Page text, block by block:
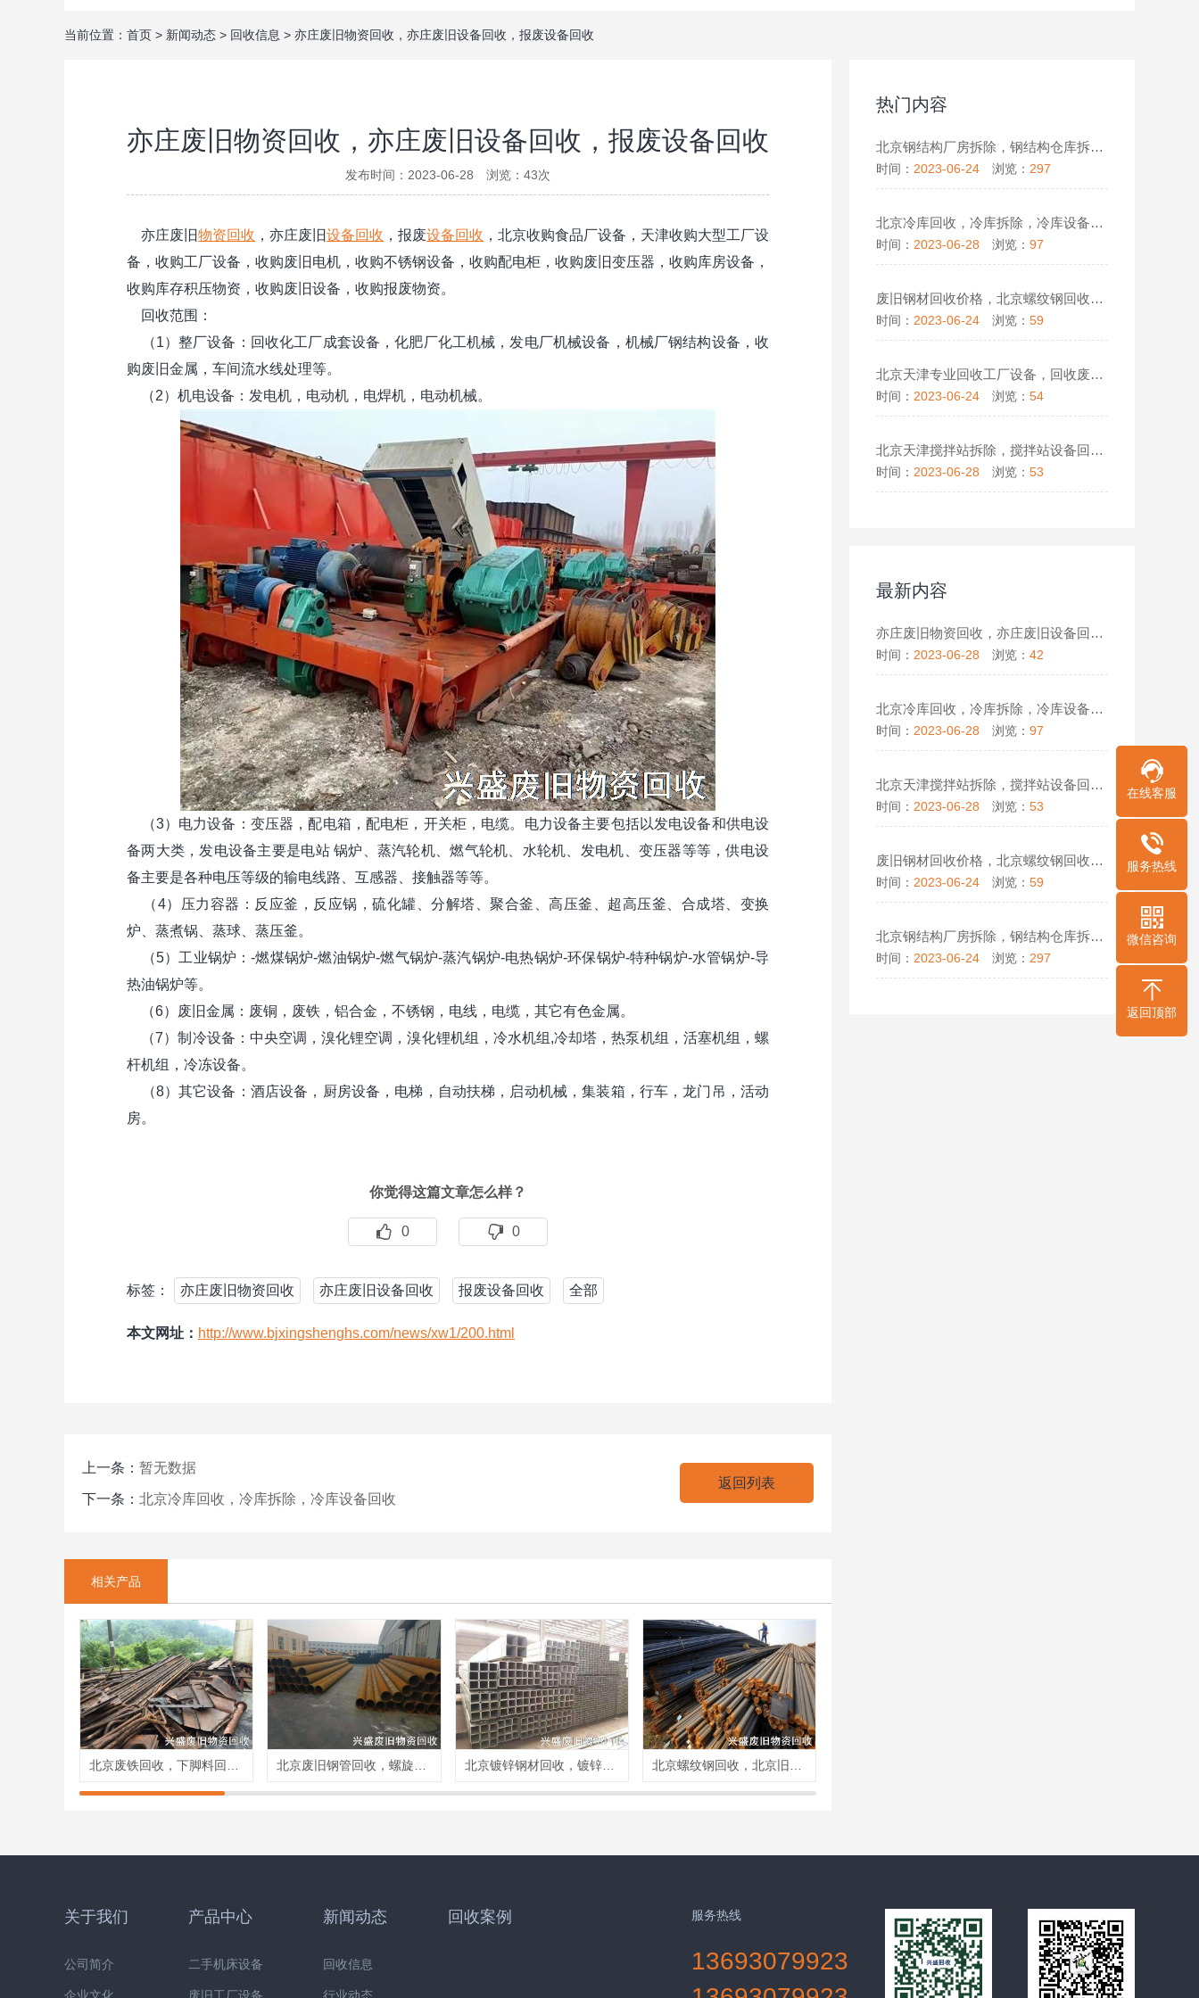
当前位置： 首页 > 新闻动态 > 回收信息 > 亦庄废旧物资回收，亦庄废旧设备回收，报废设备回收
亦庄废旧物资回收，亦庄废旧设备回收，报废设备回收
发布时间：2023-06-28 浏览： 43次
亦庄废旧物资回收 ，亦庄废旧设备回收 ，报废设备回收 ，北京收购食品厂设备，天津收购大型工厂设
备，收购工厂设备，收购废旧电机，收购不锈钢设备，收购配电柜，收购废旧变压器，收购库房设备，
收购库存积压物资，收购废旧设备，收购报废物资。
回收范围：
（1）整厂设备：回收化工厂成套设备，化肥厂化工机械，发电厂机械设备，机械厂钢结构设备，收
购废旧金属，车间流水线处理等。
（2）机电设备：发电机，电动机，电焊机，电动机械。
（3）电力设备：变压器，配电箱，配电柜，开关柜，电缆。电力设备主要包括以发电设备和供电设
备两大类，发电设备主要是电站 锅炉、蒸汽轮机、燃气轮机、水轮机、发电机、变压器等等，供电设
备主要是各种电压等级的输电线路、互感器、接触器等等。
（4）压力容器：反应釜，反应锅，硫化罐、分解塔、聚合釜、高压釜、超高压釜、合成塔、变换
炉、蒸煮锅、蒸球、蒸压釜。
（5）工业锅炉：-燃煤锅炉-燃油锅炉-燃气锅炉-蒸汽锅炉-电热锅炉-环保锅炉-特种锅炉-水管锅炉-导
热油锅炉等。
（6）废旧金属：废铜，废铁，铝合金，不锈钢，电线，电缆，其它有色金属。
（7）制冷设备：中央空调，溴化锂空调，溴化锂机组，冷水机组,冷却塔，热泵机组，活塞机组，螺
杆机组，冷冻设备。
（8）其它设备：酒店设备，厨房设备，电梯，自动扶梯，启动机械，集装箱，行车，龙门吊，活动
房。
你觉得这篇文章怎么样？
0 0
标签： 亦庄废旧物资回收 亦庄废旧设备回收 报废设备回收 全部
本文网址： http://www.bjxingshenghs.com/news/xw1/200.html
上一条： 暂无数据
下一条： 北京冷库回收，冷库拆除，冷库设备回收
返回列表
相关产品
北京镀锌钢材回收，镀锌方钢回收，镀锌管回收
热门内容
北京钢结构厂房拆除，钢结构仓库拆除，钢结构回收制作安装
时间： 2023-06-24 浏览： 297
北京冷库回收，冷库拆除，冷库设备回收
时间： 2023-06-28 浏览： 97
废旧钢材回收价格，北京螺纹钢回收，北京钢管回收厂家
时间： 2023-06-24 浏览： 59
北京天津专业回收工厂设备，回收废旧设备，工业设备回收
时间： 2023-06-24 浏览： 54
北京天津搅拌站拆除，搅拌站设备回收，拌合站设备回收
时间： 2023-06-28 浏览： 53
最新内容
亦庄废旧物资回收，亦庄废旧设备回收，报废设备回收
时间： 2023-06-28 浏览： 42
北京冷库回收，冷库拆除，冷库设备回收
时间： 2023-06-28 浏览： 97
北京天津搅拌站拆除，搅拌站设备回收，拌合站设备回收
时间： 2023-06-28 浏览： 53
废旧钢材回收价格，北京螺纹钢回收，北京钢管回收厂家
时间： 2023-06-24 浏览： 59
北京钢结构厂房拆除，钢结构仓库拆除，钢结构回收制作安装
时间： 2023-06-24 浏览： 297
关于我们
公司简介
产品中心
二手机床设备
新闻动态
回收信息
回收案例 服务热线
13693079923
在线客服
服务热线
微信咨询
返回顶部